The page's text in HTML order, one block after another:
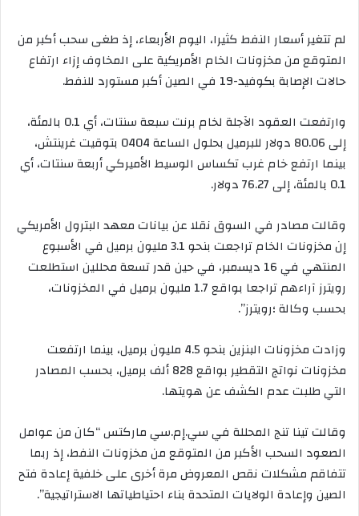
ب
إ
ل
ك
و
ن
ي
ا
لم تتغير أسعار النفط كثيرا، اليوم الأربعاء، إذ طغى سحب أكبر من
المتوقع من مخزونات الخام الأمريكية على المخاوف إزاء ارتفاع
حالات الإصابة بكوفيد-19 في الصين أكبر مستورد للنفط.
وارتفعت العقود الآجلة لخام برنت سبعة سنتات، أي 0.1 بالمئة،
إلى 80.06 دولار للبرميل بحلول الساعة 0404 بتوقيت غرينتش،
بينما ارتفع خام غرب تكساس الوسيط الأميركي أربعة سنتات، أي
0.1 بالمئة، إلى 76.27 دولار.
وقالت مصادر في السوق نقلا عن بيانات معهد البترول الأمريكي
إن مخزونات الخام تراجعت بنحو 3.1 مليون برميل في الأسبوع
المنتهي في 16 ديسمبر، في حين قدر تسعة محللين استطلعت
رويترز آراءهم تراجعا بواقع 1.7 مليون برميل في المخزونات،
بحسب وكالة ؛رويترز”.
وزادت مخزونات البنزين بنحو 4.5 مليون برميل، بينما ارتفعت
مخزونات نواتج التقطير بواقع 828 ألف برميل، بحسب المصادر
التي طلبت عدم الكشف عن هويتها.
وقالت تينا تنج المحللة في سي.إم.سي ماركتس “كان من عوامل
الصعود السحب الأكبر من المتوقع من مخزونات النفط، إذ ربما
تتفاقم مشكلات نقص المعروض مرة أخرى على خلفية إعادة فتح
الصين وإعادة الولايات المتحدة بناء احتياطياتها الاستراتيجية”.